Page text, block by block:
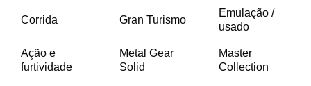
Corrida Gran Turismo
Emulação /
usado
Ação e
furtividade
Metal Gear
Solid
Master
Collection